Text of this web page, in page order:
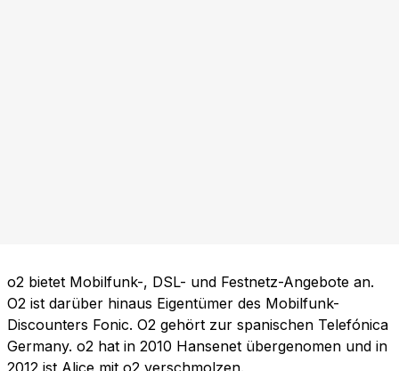
o2 bietet Mobilfunk-, DSL- und Festnetz-Angebote an.
O2 ist darüber hinaus Eigentümer des Mobilfunk-
Discounters Fonic. O2 gehört zur spanischen Telefónica
Germany. o2 hat in 2010 Hansenet übergenomen und in